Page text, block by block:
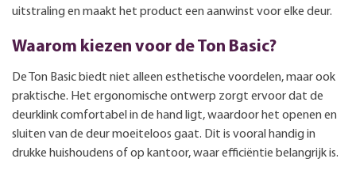
uitstraling en maakt het product een aanwinst voor elke deur.
Waarom kiezen voor de Ton Basic?
De Ton Basic biedt niet alleen esthetische voordelen, maar ook
praktische. Het ergonomische ontwerp zorgt ervoor dat de
deurklink comfortabel in de hand ligt, waardoor het openen en
sluiten van de deur moeiteloos gaat. Dit is vooral handig in
drukke huishoudens of op kantoor, waar efficiëntie belangrijk is.